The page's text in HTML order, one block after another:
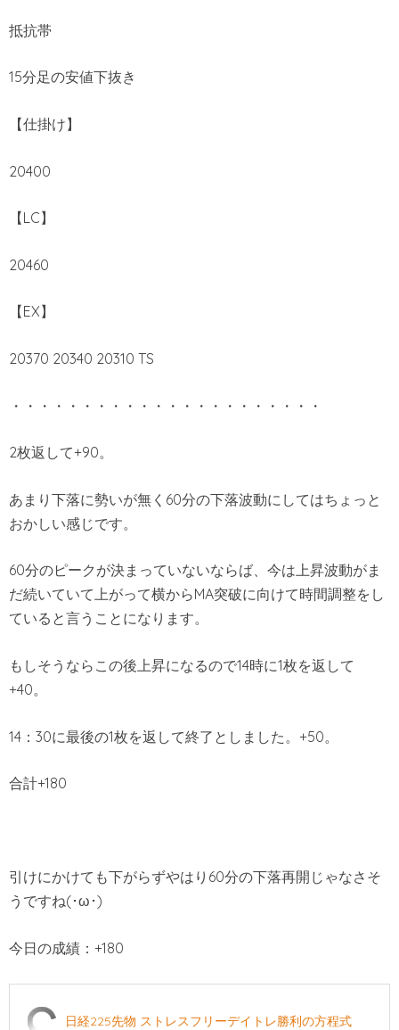
抵抗帯
15分足の安値下抜き
【仕掛け】
20400
【LC】
20460
【EX】
20370 20340 20310 TS
・・・・・・・・・・・・・・・・・・・・・・
2枚返して+90。
あまり下落に勢いが無く60分の下落波動にしてはちょっと
おかしい感じです。
60分のピークが決まっていないならば、今は上昇波動がま
だ続いていて上がって横からMA突破に向けて時間調整をし
ていると言うことになります。
もしそうならこの後上昇になるので14時に1枚を返して
+40。
14：30に最後の1枚を返して終了としました。+50。
合計+180
引けにかけても下がらずやはり60分の下落再開じゃなさそ
うですね(･ω･)
今日の成績：+180
日経225先物 ストレスフリーデイトレ勝利の方程式